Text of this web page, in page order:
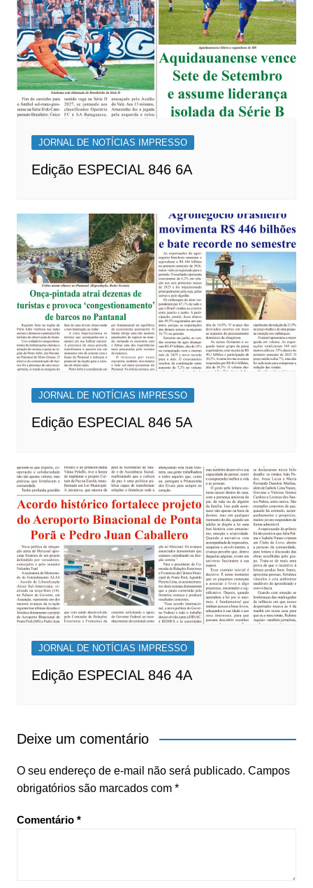
JORNAL DE NOTÍCIAS IMPRESSO
Edição ESPECIAL 846 6A
JORNAL DE NOTÍCIAS IMPRESSO
Edição ESPECIAL 846 5A
JORNAL DE NOTÍCIAS IMPRESSO
Edição ESPECIAL 846 4A
Deixe um comentário
O seu endereço de e-mail não será publicado. Campos
obrigatórios são marcados com *
Comentário *